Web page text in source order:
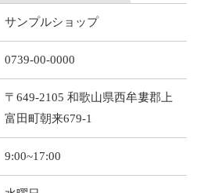
サンプルショップ
0739-00-0000
〒649-2105 和歌山県西牟婁郡上
富田町朝来679-1
9:00~17:00